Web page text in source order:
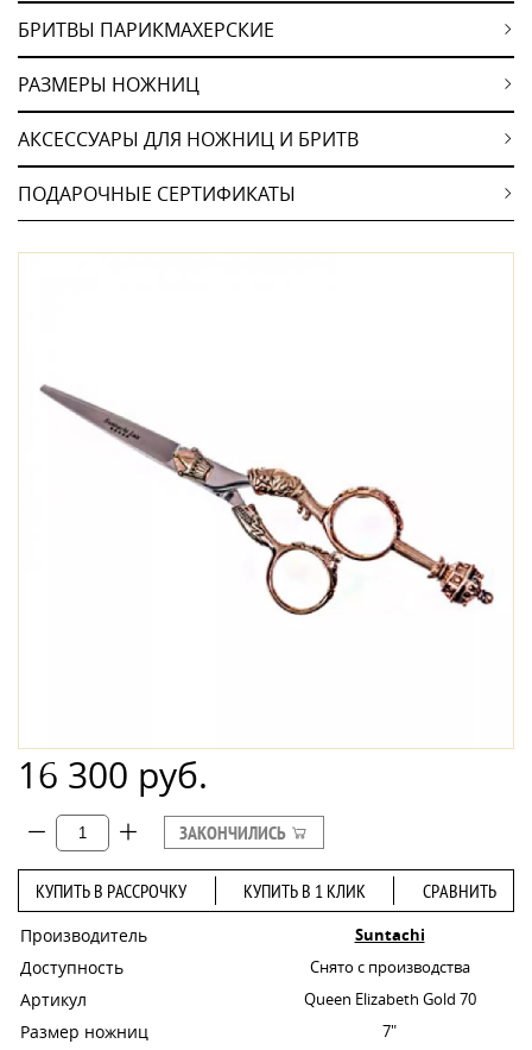
БРИТВЫ ПАРИКМАХЕРСКИЕ
РАЗМЕРЫ НОЖНИЦ
АКСЕССУАРЫ ДЛЯ НОЖНИЦ И БРИТВ
ПОДАРОЧНЫЕ СЕРТИФИКАТЫ
16 300 руб.
ЗАКОНЧИЛИСЬ
КУПИТЬ В РАССРОЧКУ КУПИТЬ В 1 КЛИК СРАВНИТЬ
Производитель Suntachi
Доступность Снято с производства
Артикул Queen Elizabeth Gold 70
Размер ножниц 7"